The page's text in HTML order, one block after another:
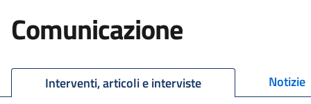
Comunicazione
Interventi, articoli e interviste Notizie